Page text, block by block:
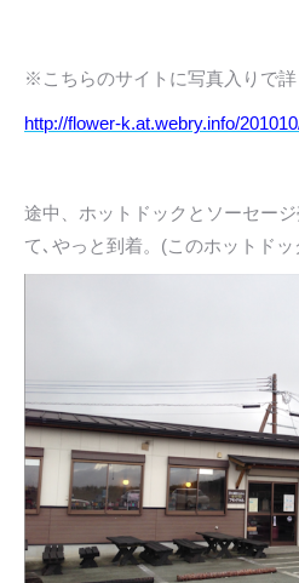
※こちらのサイトに写真入りで詳
http://flower-k.at.webry.info/
途中、ホットドックとソーセー
て､やっと到着。(このホットドッ